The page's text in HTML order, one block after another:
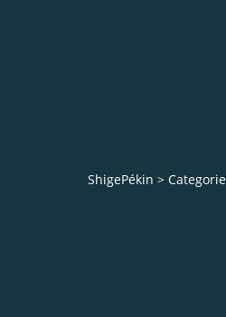
ShigePékin >